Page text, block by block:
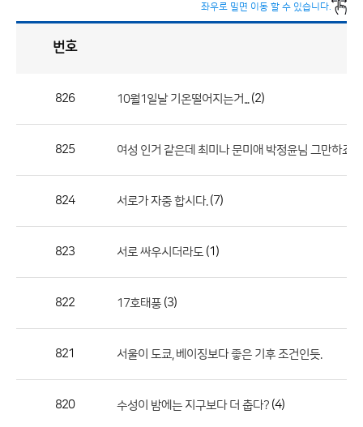
좌우로 밀면 이동 할 수 있습니다.
론
호,
번호
826 10월1일날 기온떨어지는거... (2)
825 여성 인거 같은데 최미나 문미애 박정윤님 그만하죠
824 서로가 자중 합시다. (7)
823 서로 싸우시더라도 (1)
822 17호태풍 (3)
821 서울이 도쿄, 베이징보다 좋은 기후 조건인듯.
820 수성이 밤에는 지구보다 더 춥다? (4)